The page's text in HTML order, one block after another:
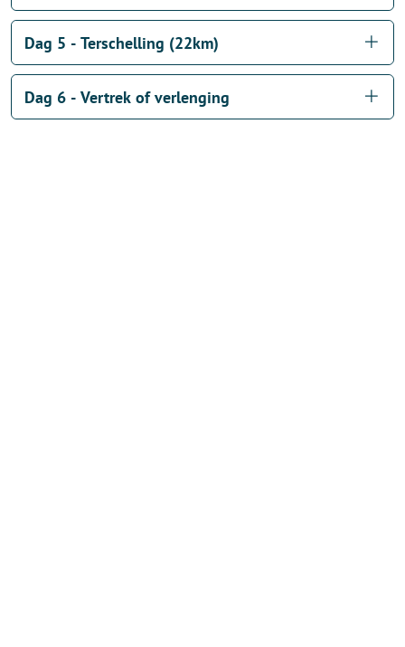
Dag 5 - Terschelling (22km)
Dag 6 - Vertrek of verlenging